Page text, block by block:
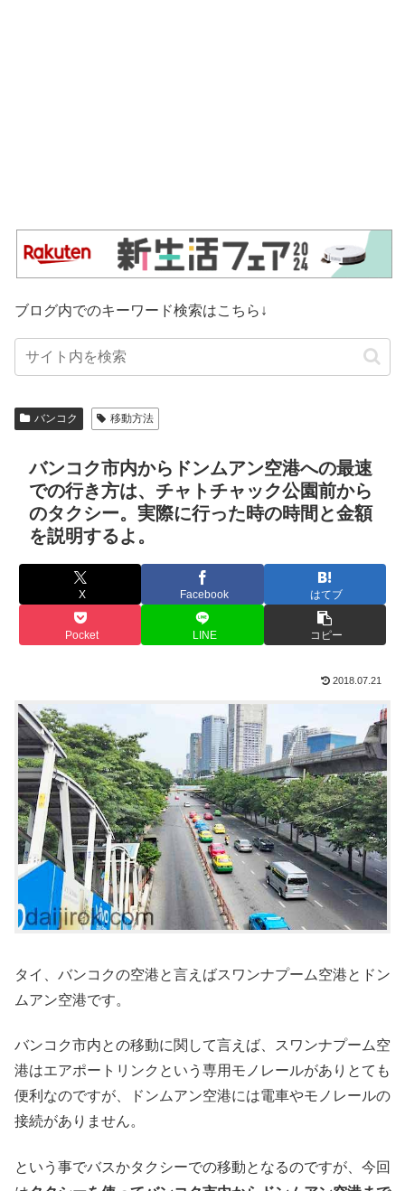
ブログ内でのキーワード検索はこちら↓
バンコク 移動方法
バンコク市内からドンムアン空港への最速
での行き方は、チャトチャック公園前から
のタクシー。実際に行った時の時間と金額
を説明するよ。
X Facebook はてブ
Pocket LINE コピー
2018.07.21
タイ、バンコクの空港と言えばスワンナプーム空港とドン
ムアン空港です。
バンコク市内との移動に関して言えば、スワンナプーム空
港はエアポートリンクという専用モノレールがありとても
便利なのですが、ドンムアン空港には電車やモノレールの
接続がありません。
という事でバスかタクシーでの移動となるのですが、今回